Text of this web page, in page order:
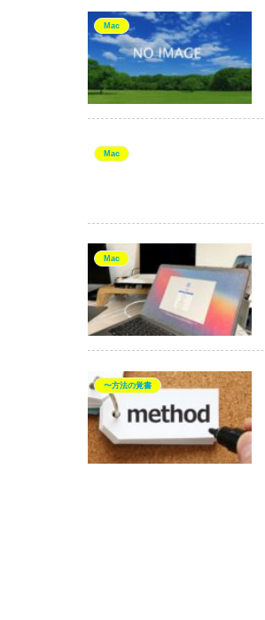
Mac
Mac
Mac
〜方法の覚書